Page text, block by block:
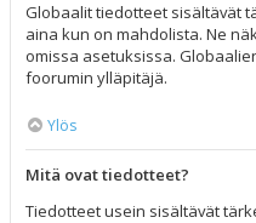
Globaalit tiedotteet sisältävät
aina kun on mahdolista. Ne
omissa asetuksissa.
foorumin ylläpitäjä.
Ylös
Mitä ovat tiedotteet?
Tiedotteet usein sisältävät